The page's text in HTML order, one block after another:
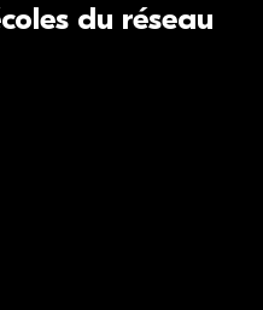
du réseau